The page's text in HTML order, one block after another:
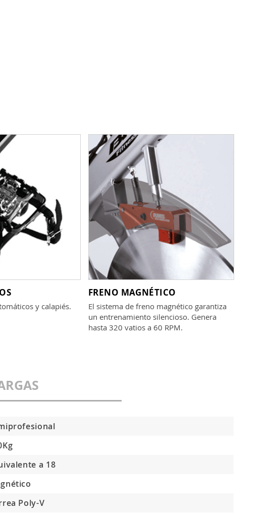
y calapiés.
FRENO MAGNÉTICO
El sistema de freno magnético garantiza
un entrenamiento silencioso. Genera
hasta 320 vatios a 60 RPM.
a 18
Poly-V